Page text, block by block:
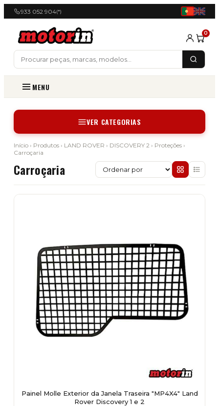
933 052 904(*)
0
MENU
VER CATEGORIAS
Início › Produtos › LAND ROVER › DISCOVERY 2 › Proteções ›
Carroçaria
Carroçaria
Painel Molle Exterior da Janela Traseira "MP4X4" Land
Rover Discovery 1 e 2